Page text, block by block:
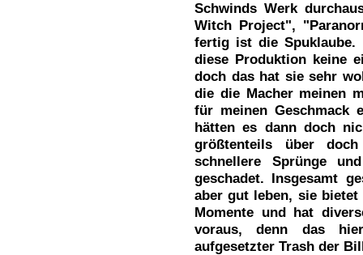
Schwinds Werk
Witch Project",
fertig ist die Spuklaube.
diese Produktion keine
doch das hat sie sehr
die die Macher meinen
für meinen Geschmack
hätten es dann doch
größtenteils über
schnellere Sprünge
geschadet. Insgesamt
aber gut leben, sie
Momente und hat
voraus, denn das
aufgesetzter Trash der